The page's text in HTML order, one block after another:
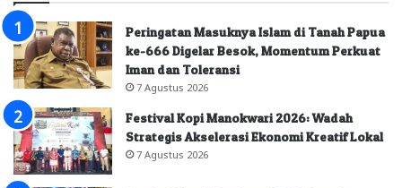
Peringatan Masuknya Islam di Tanah Papua
ke-666 Digelar Besok, Momentum Perkuat
Iman dan Toleransi
7 Agustus 2026
Festival Kopi Manokwari 2026: Wadah
Strategis Akselerasi Ekonomi Kreatif Lokal
7 Agustus 2026